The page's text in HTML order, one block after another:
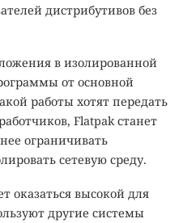
дистрибутивов без
в изолированной
от основной
работы хотят передать
Flatpak станет
ограничивать
сетевую среду.
оказаться высокой для
другие системы